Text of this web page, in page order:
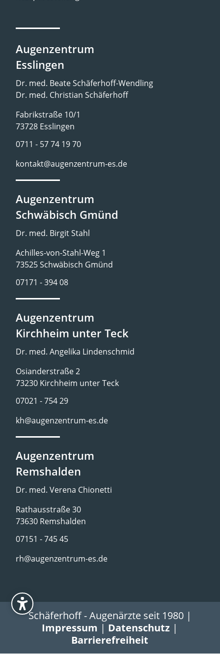
Augenzentrum
Esslingen
Dr. med. Beate Schäferhoff-Wendling
Dr. med. Christian Schäferhoff
Fabrikstraße 10/1
73728 Esslingen
0711 - 57 74 19 70
kontakt@augenzentrum-es.de
Augenzentrum
Schwäbisch Gmünd
Dr. med. Birgit Stahl
Achilles-von-Stahl-Weg 1
73525 Schwäbisch Gmünd
07171 - 394 08
Augenzentrum
Kirchheim unter Teck
Dr. med. Angelika Lindenschmid
Osianderstraße 2
73230 Kirchheim unter Teck
07021 - 754 29
kh@augenzentrum-es.de
Augenzentrum
Remshalden
Dr. med. Verena Chionetti
Rathausstraße 30
73630 Remshalden
07151 - 745 45
rh@augenzentrum-es.de
Schäferhoff - Augenärzte seit 1980 |
Impressum | Datenschutz |
Barrierefreiheit